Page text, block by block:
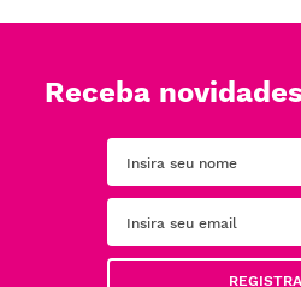
Receba